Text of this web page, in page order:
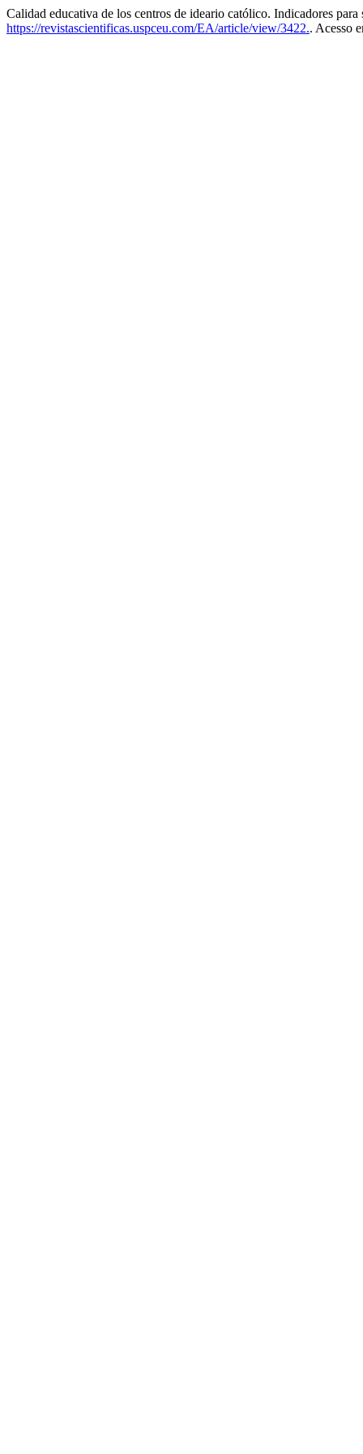
Calidad educativa de los centros de ideario católico. Indicadores
https://revistascientificas.uspceu.com/EA/article/view/3422.. Acesso